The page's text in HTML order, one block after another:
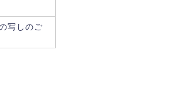
写しのご